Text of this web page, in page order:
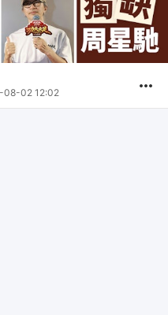
08-02 12:02